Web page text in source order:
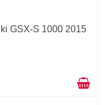
GSX-S 1000 2015